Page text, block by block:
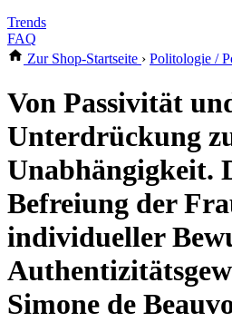
Trends
FAQ
Zur Shop-Startseite › Politologie /
Von Passivität
Unterdrückung
Unabhängigkeit.
Befreiung der
individueller
Simone de